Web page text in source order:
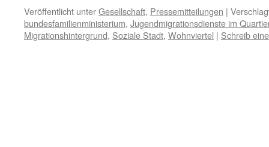
Veröffentlicht unterGesellschaft, Pressemitteilungen |
bundesfamilienministerium, Jugendmigrationsdienste im
Migrationshintergrund, Soziale Stadt, Wohnviertel | Schreib